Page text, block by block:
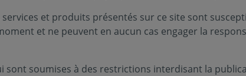
et produits présentés sur ce site sont
et ne peuvent en aucun cas engager la
sont soumises à des restrictions interdisant la